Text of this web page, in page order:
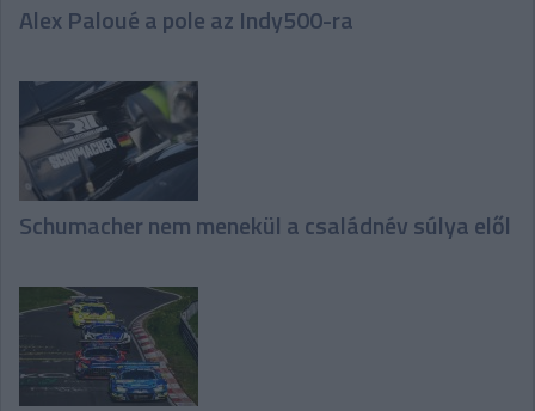
Alex Paloué a pole az Indy500-ra
Schumacher nem menekül a családnév súlya elől